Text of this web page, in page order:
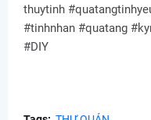
thuytinh
#tinhnhan #quatang
#DIY